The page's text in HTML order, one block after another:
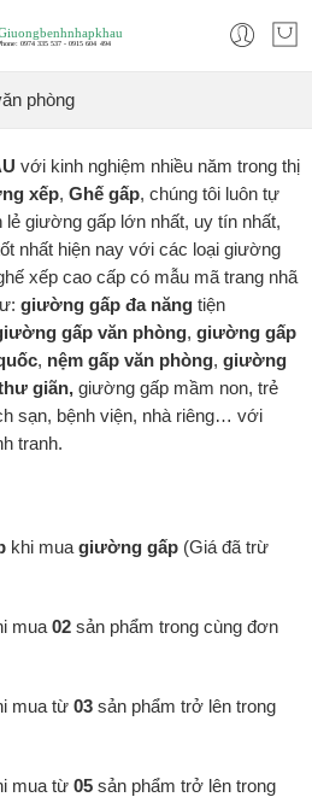
phòng
với kinh nghiệm nhiều năm trong thị
xếp, Ghế gấp, chúng tôi luôn tự
lẻ giường gấp lớn nhất, uy tín nhất,
nhất hiện nay với các loại giường
xếp cao cấp có mẫu mã trang nhã
giường gấp đa năng tiện
gấp văn phòng, giường gấp
, nệm gấp văn phòng, giường
giãn, giường gấp mầm non, trẻ
sạn, bệnh viện, nhà riêng… với
tranh.
khi mua giường gấp (Giá đã trừ
mua 02 sản phẩm trong cùng đơn
mua từ 03 sản phẩm trở lên trong
mua từ 05 sản phẩm trở lên trong